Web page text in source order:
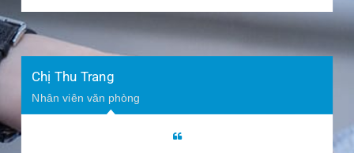
Chị Thu Trang
Nhân viên văn phòng